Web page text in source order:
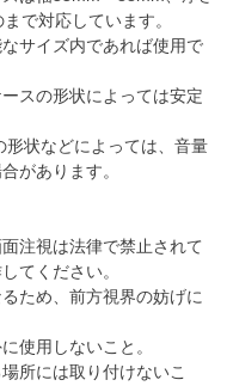
で対応しています。
サイズ内であれば使用で
スの形状によっては安定
状などによっては、音量
があります。
注視は法律で禁止されて
てください。
ため、前方視界の妨げに
使用しないこと。
所には取り付けないこ